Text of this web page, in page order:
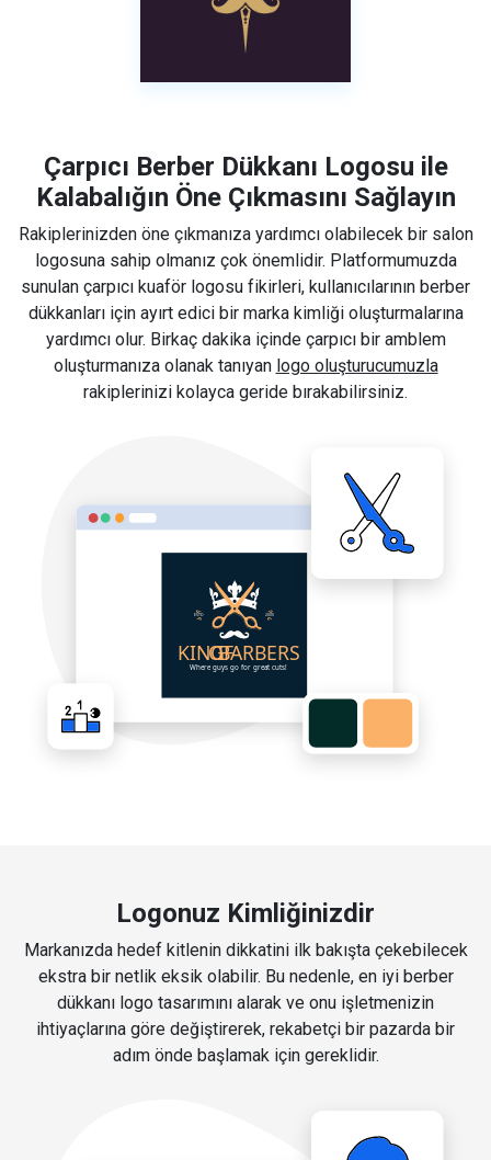
Çarpıcı Berber Dükkanı Logosu ile
Kalabalığın Öne Çıkmasını Sağlayın
Rakiplerinizden öne çıkmanıza yardımcı olabilecek bir salon
logosuna sahip olmanız çok önemlidir. Platformumuzda
sunulan çarpıcı kuaför logosu fikirleri, kullanıcılarının berber
dükkanları için ayırt edici bir marka kimliği oluşturmalarına
yardımcı olur. Birkaç dakika içinde çarpıcı bir amblem
oluşturmanıza olanak tanıyan logo oluşturucumuzla
rakiplerinizi kolayca geride bırakabilirsiniz.
Logonuz Kimliğinizdir
Markanızda hedef kitlenin dikkatini ilk bakışta çekebilecek
ekstra bir netlik eksik olabilir. Bu nedenle, en iyi berber
dükkanı logo tasarımını alarak ve onu işletmenizin
ihtiyaçlarına göre değiştirerek, rekabetçi bir pazarda bir
adım önde başlamak için gereklidir.